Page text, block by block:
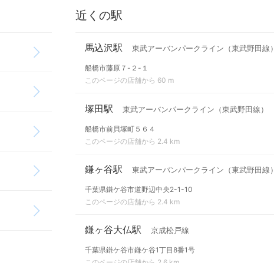
近くの駅
馬込沢駅 東武アーバンパークライン（東武野田線）
船橋市藤原７-２-１
このページの店舗から 60 m
塚田駅 東武アーバンパークライン（東武野田線）
船橋市前貝塚町５６４
このページの店舗から 2.4 km
鎌ヶ谷駅 東武アーバンパークライン（東武野田線）
千葉県鎌ケ谷市道野辺中央2-1-10
このページの店舗から 2.4 km
鎌ヶ谷大仏駅 京成松戸線
千葉県鎌ケ谷市鎌ケ谷1丁目8番1号